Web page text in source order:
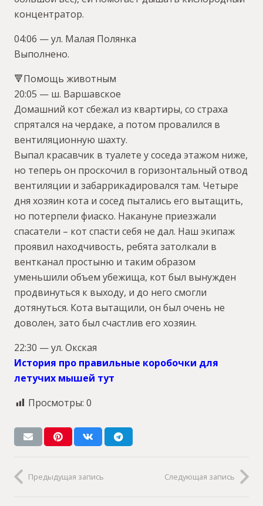
концентратор.
04:06 — ул. Малая Полянка
Выполнено.
🔻Помощь животным
20:05 — ш. Варшавское
Домашний кот сбежал из квартиры, со страха
спрятался на чердаке, а потом провалился в
вентиляционную шахту.
Выпал красавчик в туалете у соседа этажом ниже,
но теперь он проскочил в горизонтальный отвод
вентиляции и забаррикадировался там. Четыре
дня хозяин кота и сосед пытались его вытащить,
но потерпели фиаско. Накануне приезжали
спасатели – кот спасти себя не дал. Наш экипаж
проявил находчивость, ребята затолкали в
вентканал простыню и таким образом
уменьшили объем убежища, кот был вынужден
продвинуться к выходу, и до него смогли
дотянуться. Кота вытащили, он был очень не
доволен, зато был счастлив его хозяин.
22:30 — ул. Окская
История про правильные коробочки для
летучих мышей тут
Просмотры: 0
Предыдущая запись Следующая запись